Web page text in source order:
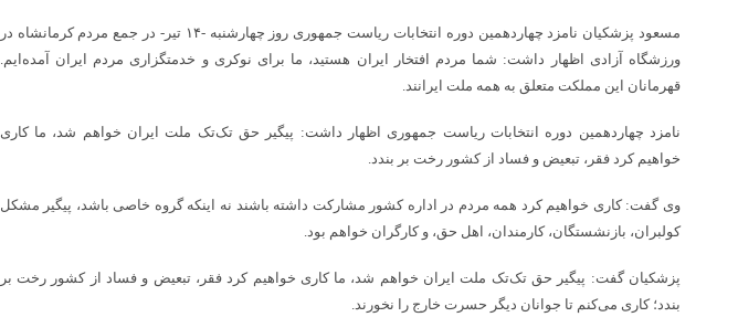
مسعود پزشکیان نامزد چهاردهمین دوره انتخابات ریاست جمهوری روز چهارشنبه -۱۴ تیر- در جمع مردم کرمانشاه در
ورزشگاه آزادی اظهار داشت: شما مردم افتخار ایران هستید، ما برای نوکری و خدمتگزاری مردم ایران آمده‌ایم.
قهرمانان این مملکت متعلق به همه ملت ایرانند.
نامزد چهاردهمین دوره انتخابات ریاست جمهوری اظهار داشت: پیگیر حق تک‌تک ملت ایران خواهم شد، ما کاری
خواهیم کرد فقر، تبعیض و فساد از کشور رخت بر بندد.
وی گفت: کاری خواهیم کرد همه مردم در اداره کشور مشارکت داشته باشند نه اینکه گروه خاصی باشد، پیگیر مشکل
کولبران، بازنشستگان، کارمندان، اهل حق، و کارگران خواهم بود.
پزشکیان گفت: پیگیر حق تک‌تک ملت ایران خواهم شد، ما کاری خواهیم کرد فقر، تبعیض و فساد از کشور رخت بر
بندد؛ کاری می‌کنم تا جوانان دیگر حسرت خارج را نخورند.